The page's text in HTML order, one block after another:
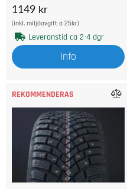
1149 kr
(inkl. miljöavgift á 25kr)
Leveranstid ca 2-4 dgr
Info
REKOMMENDERAS